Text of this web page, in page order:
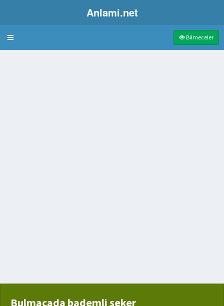
Anlami.net
Bulmaca Bilmeceler
Bulmacada bademli şeker